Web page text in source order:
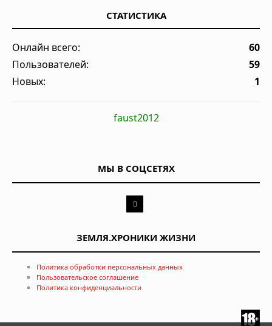
СТАТИСТИКА
Онлайн всего:
60
Пользователей:
59
Новых:
1
faust2012
МЫ В СОЦСЕТЯХ
ЗЕМЛЯ.ХРОНИКИ ЖИЗНИ
Политика обработки персональных данных
Пользовательское соглашение
Политика конфиденциальности